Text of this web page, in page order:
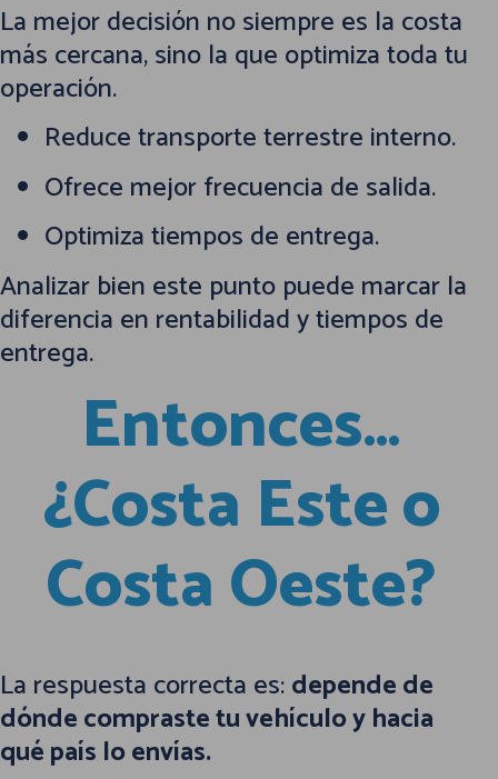
La mejor decisión no siempre es la costa
más cercana, sino la que optimiza toda tu
operación.
Reduce transporte terrestre interno.
Ofrece mejor frecuencia de salida.
Optimiza tiempos de entrega.
Analizar bien este punto puede marcar la
diferencia en rentabilidad y tiempos de
entrega.
Entonces…
¿Costa Este o
Costa Oeste?
La respuesta correcta es:depende de
dónde compraste tu vehículo y hacia
qué país lo envías.